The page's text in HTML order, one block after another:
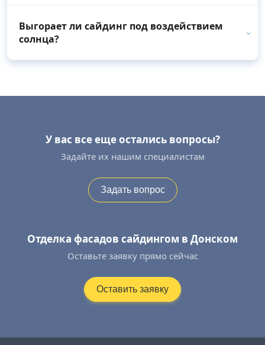
Выгорает ли сайдинг под воздействием
солнца?
У вас все еще остались вопросы?
Задайте их нашим специалистам
Задать вопрос
Отделка фасадов сайдингом в Донском
Оставьте заявку прямо сейчас
Оставить заявку